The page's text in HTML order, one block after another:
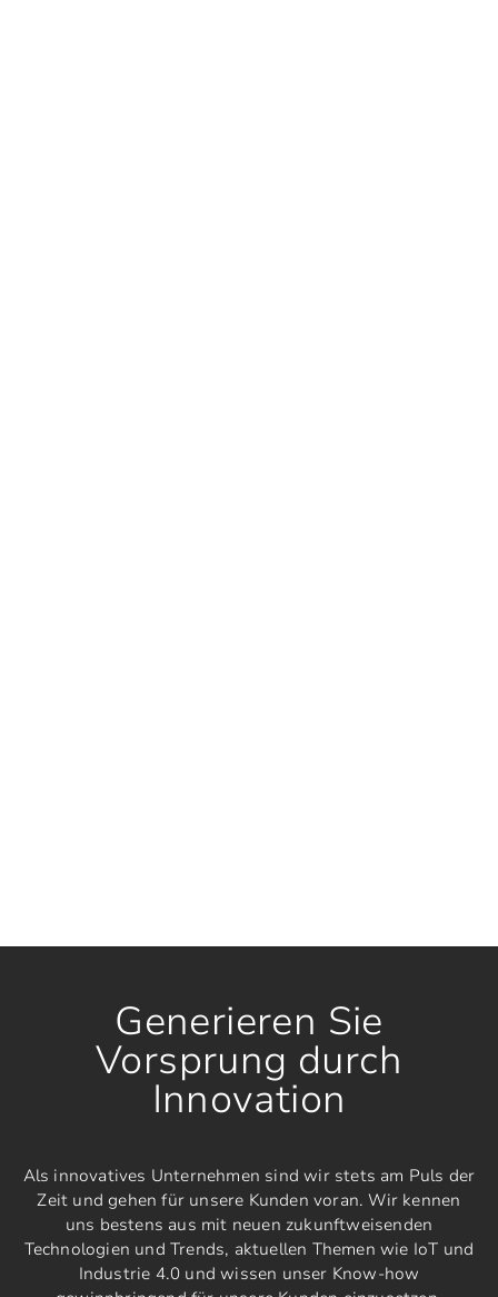
Generieren Sie
Vorsprung durch
Innovation
Als innovatives Unternehmen sind wir stets am Puls der
Zeit und gehen für unsere Kunden voran. Wir kennen
uns bestens aus mit neuen zukunftweisenden
Technologien und Trends, aktuellen Themen wie IoT und
Industrie 4.0 und wissen unser Know-how